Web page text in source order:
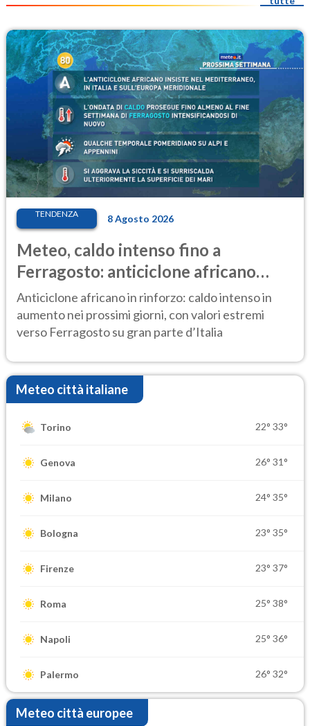
TENDENZA 8 Agosto 2026
Meteo, caldo intenso fino a
Ferragosto: anticiclone africano
ancora protagonista
Anticiclone africano in rinforzo: caldo intenso in
aumento nei prossimi giorni, con valori estremi
verso Ferragosto su gran parte d’Italia
Meteo città italiane
Torino 22° 33°
Genova 26° 31°
Milano 24° 35°
Bologna 23° 35°
Firenze 23° 37°
Roma 25° 38°
Napoli 25° 36°
Palermo 26° 32°
Meteo città europee